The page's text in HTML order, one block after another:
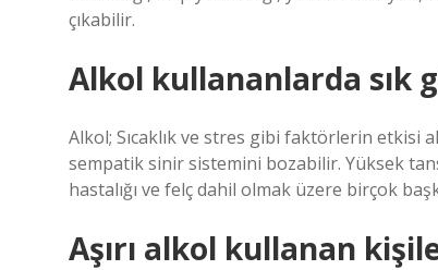
çıkabilir.
Alkol kullananlarda sık
Alkol; Sıcaklık ve stres gibi faktörlerin etkisi
sempatik sinir sistemini bozabilir. Yüksek
hastalığı ve felç dahil olmak üzere birçok
Aşırı alkol kullanan